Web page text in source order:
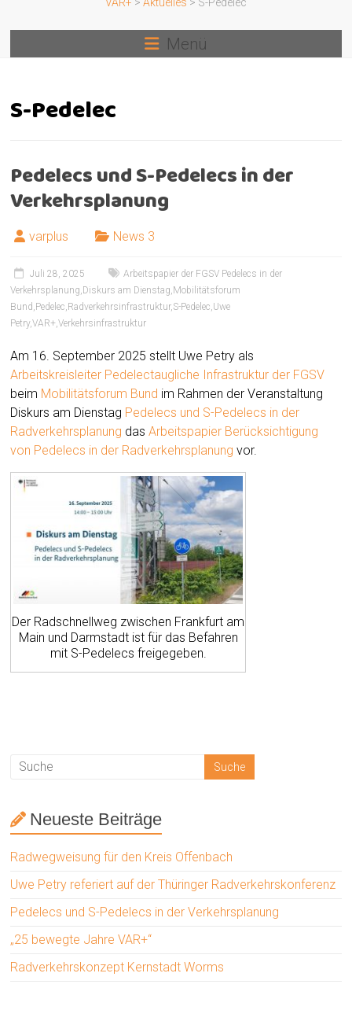
Menü
S-Pedelec
Pedelecs und S-Pedelecs in der
Verkehrsplanung
varplus News 3
Juli 28, 2025
Arbeitspapier der FGSV Pedelecs in der
Verkehrsplanung, Diskurs am Dienstag, Mobilitätsforum
Bund , Pedelec, Radverkehrsinfrastruktur,S-Pedelec,Uwe
Petry,VAR+,Verkehrsinfrastruktur
Am 16. September 2025 stellt Uwe Petry als
Arbeitskreisleiter Pedelectaugliche Infrastruktur der FGSV
beim Mobilitätsforum Bund im Rahmen der Veranstaltung
Diskurs am Dienstag Pedelecs und S-Pedelecs in der
Radverkehrsplanung dasArbeitspapier Berücksichtigung
von Pedelecs in der Radverkehrsplanung vor.
Der Radschnellweg zwischen Frankfurt am
Main und Darmstadt ist für das Befahren
mit S-Pedelecs freigegeben.
Neueste Beiträge
Radwegweisung für den Kreis Offenbach
Uwe Petry referiert auf der Thüringer Radverkehrskonferenz
Pedelecs und S-Pedelecs in der Verkehrsplanung
„25 bewegte Jahre VAR+“
Radverkehrskonzept Kernstadt Worms